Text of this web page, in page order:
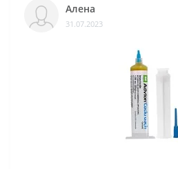
Алена
31.07.2023